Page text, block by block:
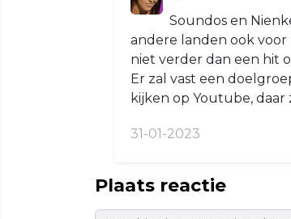
Soundos en
andere landen ook
niet verder dan een hit
Er zal vast een
kijken op Youtube,
31-01-2023
Plaats reactie